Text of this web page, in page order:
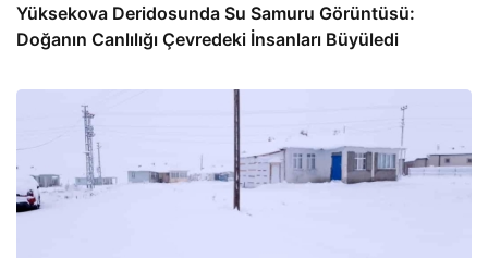
Yüksekova Deridosunda Su Samuru Görüntüsü:
Doğanın Canlılığı Çevredeki İnsanları Büyüledi